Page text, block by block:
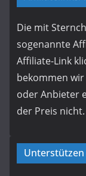
Die mit
sogenannte
Affiliate-Link
bekommen
oder Anbieter
der Preis nicht.
Unterstützen